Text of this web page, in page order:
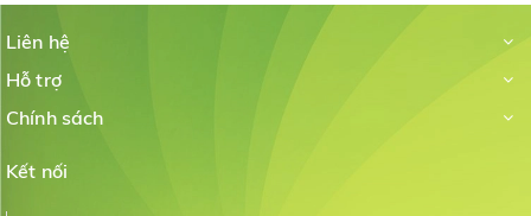
Liên hệ
Hỗ trợ
Chính sách
Kết nối